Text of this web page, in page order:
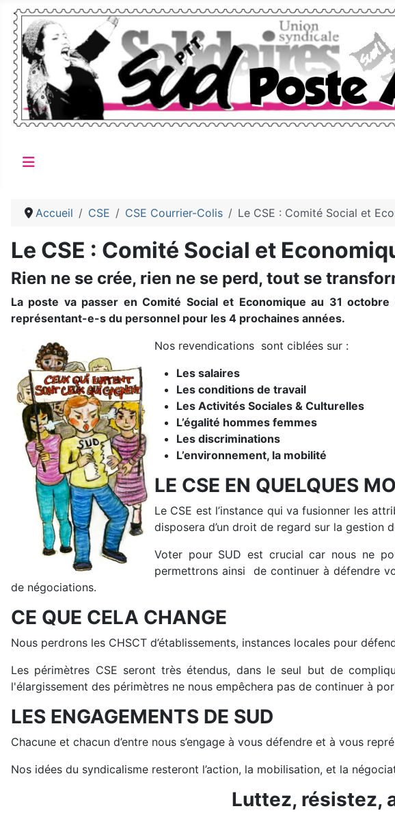
Accueil CSE CSE Courrier-Colis Le CSE : Comité Social et
Le CSE : Comité Social et
Rien ne se crée, rien ne se perd, tout se
La poste va passer en Comité Social et Economique au 31
représentant-e-s du personnel pour les 4 prochaines années.
Nos revendications sont ciblées sur :
Les salaires
Les conditions de travail
Les Activités Sociales & Culturelles
L’égalité hommes femmes
Les discriminations
L’environnement, la mobilité
LE CSE EN QUELQUES
Le CSE est l’instance qui va fusionner les
disposera d’un droit de regard sur la gestion
Voter pour SUD est crucial car nous ne
permettrons ainsi de continuer à défendre
de négociations.
CE QUE CELA CHANGE
Nous perdrons les CHSCT d’établissements, instances locales pour
Les périmètres CSE seront très étendus, dans le seul but de
l'élargissement des périmètres ne nous empêchera pas de continuer à
LES ENGAGEMENTS DE SUD
Chacune et chacun d’entre nous s’engage à vous défendre et à vous
Nos idées du syndicalisme resteront l’action, la mobilisation, et la
Luttez, résistez,